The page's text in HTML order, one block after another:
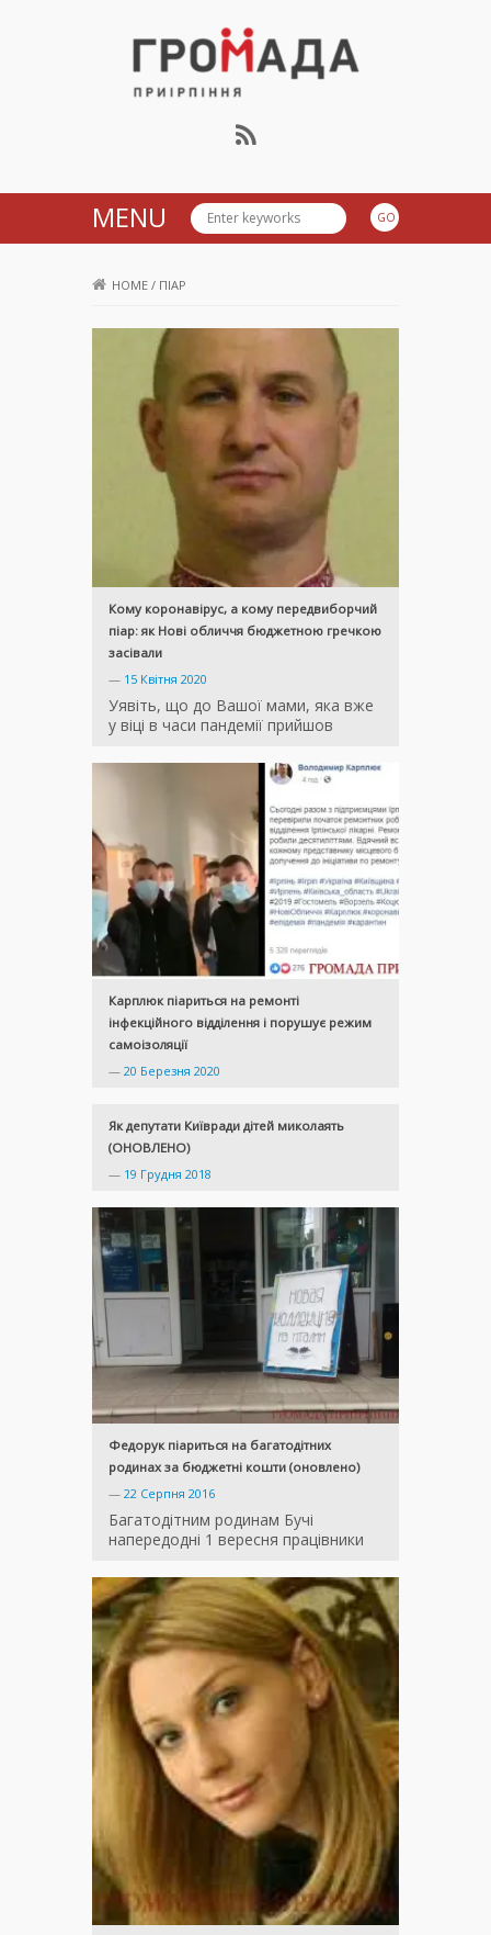
Громада Приірпіння
MENU
HOME / ПІАР
Кому коронавірус, а кому передвиборчий
піар: як Нові обличчя бюджетною гречкою
засівали
— 15 Квітня 2020
Уявіть, що до Вашої мами, яка вже
у віці в часи пандемії прийшов
Карплюк піариться на ремонті
інфекційного відділення і порушує режим
самоізоляції
— 20 Березня 2020
Як депутати Київради дітей миколаять
(ОНОВЛЕНО)
— 19 Грудня 2018
Федорук піариться на багатодітних
родинах за бюджетні кошти (оновлено)
— 22 Серпня 2016
Багатодітним родинам Бучі
напередодні 1 вересня працівники